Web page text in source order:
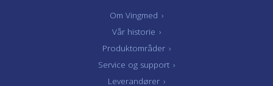
Om Vingmed ›
Vår historie ›
Produktområder ›
Service og support ›
Leverandører ›